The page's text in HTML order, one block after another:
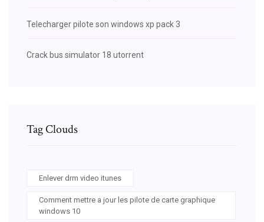
Telecharger pilote son windows xp pack 3
Crack bus simulator 18 utorrent
Tag Clouds
Enlever drm video itunes
Comment mettre a jour les pilote de carte graphique
windows 10